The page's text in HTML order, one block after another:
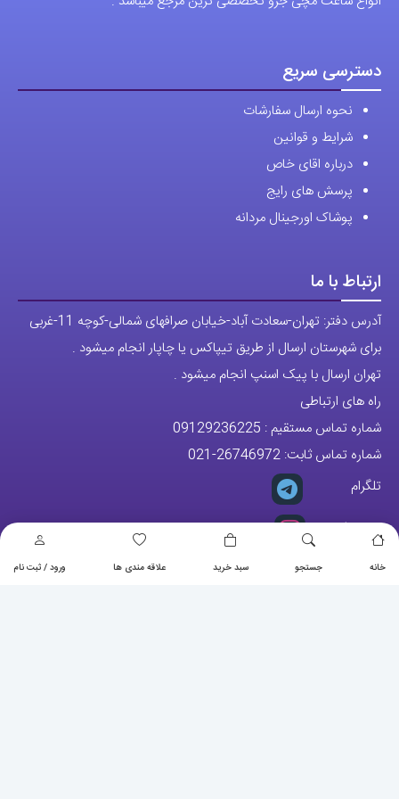
خانه جستجو سبد خرید علاقه مندی ها ورود / ثبت نام
در
انتخاب
انتخاب
دسترسی سریع
نحوه ارسال سفارشات
شرایط و قوانین
درباره اقای خاص
پرسش های رایج
پوشاک اورجینال مردانه
ارتباط با ما
آدرس دفتر: تهران-سعادت آباد-خیابان صرافهای شمالی-کوچه 11-غربی
برای شهرستان ارسال از طریق تیپاکس یا چاپار انجام میشود .
تهران ارسال با پیک اسنپ انجام میشود .
راه های ارتباطی
شماره تماس مستقیم : 09129236225
شماره تماس ثابت: 26746972
-021
تلگرام
پیج ساعت